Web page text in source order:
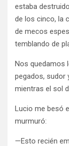
estaba
de los cinco, la
de mecos
temblando de
Nos quedamos
pegados, sudor
mientras el sol
Lucio me besó
murmuró:
—Esto recién